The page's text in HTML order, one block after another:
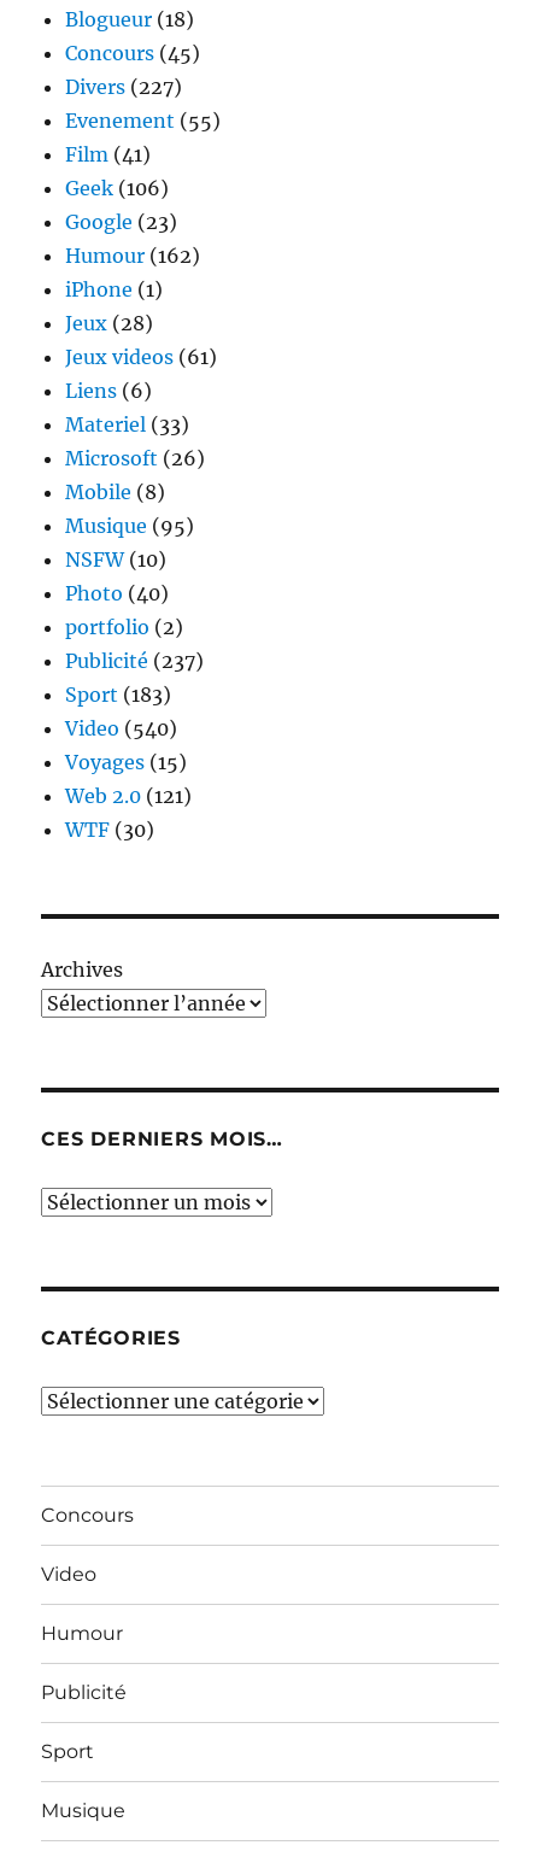
Blogueur (18)
Concours (45)
Divers (227)
Evenement (55)
Film (41)
Geek (106)
Google (23)
Humour (162)
iPhone (1)
Jeux (28)
Jeux videos (61)
Liens (6)
Materiel (33)
Microsoft (26)
Mobile (8)
Musique (95)
NSFW(10)
Photo (40)
portfolio (2)
Publicité (237)
Sport (183)
Video (540)
Voyages (15)
Web 2.0 (121)
WTF (30)
Archives
CES DERNIERS MOIS…
Ces
CATÉGORIES
Catégories
Concours
Video
Humour
Publicité
Sport
Musique